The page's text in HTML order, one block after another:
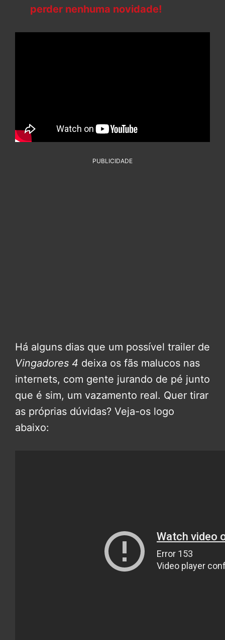
perder nenhuma novidade!
PUBLICIDADE
Há alguns dias que um possível trailer de
Vingadores 4 deixa os fãs malucos nas
internets, com gente jurando de pé junto
que é sim, um vazamento real. Quer tirar
as próprias dúvidas? Veja-os logo
abaixo: